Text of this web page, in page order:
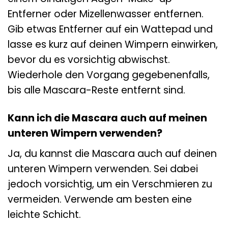
Entferner oder Mizellenwasser entfernen.
Gib etwas Entferner auf ein Wattepad und
lasse es kurz auf deinen Wimpern einwirken,
bevor du es vorsichtig abwischst.
Wiederhole den Vorgang gegebenenfalls,
bis alle Mascara-Reste entfernt sind.
Kann ich die Mascara auch auf meinen
unteren Wimpern verwenden?
Ja, du kannst die Mascara auch auf deinen
unteren Wimpern verwenden. Sei dabei
jedoch vorsichtig, um ein Verschmieren zu
vermeiden. Verwende am besten eine
leichte Schicht.